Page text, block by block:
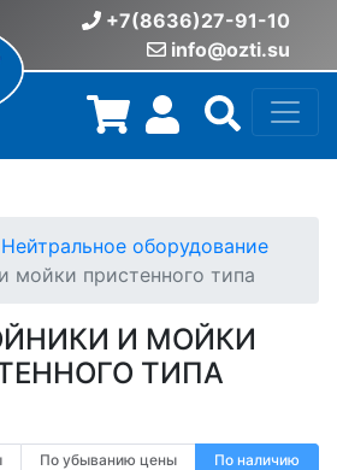
+7(8636)27-91-10
info@ozti.su
Нейтральное оборудование
мойки пристенного типа
И МОЙКИ
ТИПА
По убыванию цены По наличию